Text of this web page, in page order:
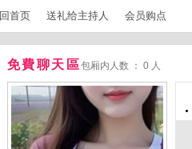
回首页 送礼给主持人 会员购点
免費聊天區包厢内人数 ： 0 人